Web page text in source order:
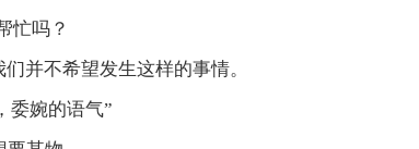
忙吗？
们并不希望发生这样的事情。
委婉的语气”